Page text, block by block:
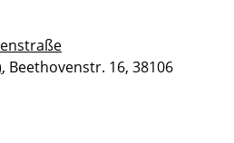
, Beethovenstr. 16, 38106